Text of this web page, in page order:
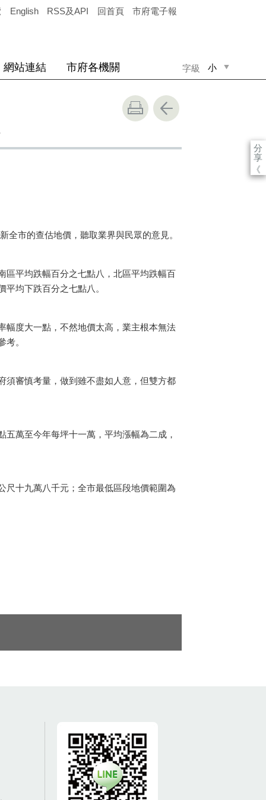
English RSS及API 回首頁 市府電子報
字級 小
網站連結 市府各機關
分
享
《
市的查估地價，聽取業界與民眾的意見。
平均跌幅百分之七點八，北區平均跌幅百
均下跌百分之七點八。
度大一點，不然地價太高，業主根本無法
。
審慎考量，做到雖不盡如人意，但雙方都
萬至今年每坪十一萬，平均漲幅為二成，
十九萬八千元；全市最低區段地價範圍為